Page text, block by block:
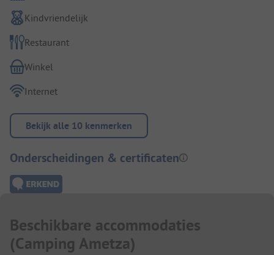
Kindvriendelijk
Restaurant
Winkel
Internet
Bekijk alle 10 kenmerken
Onderscheidingen & certificaten
Beschikbare accommodaties
(Camping Ametza)